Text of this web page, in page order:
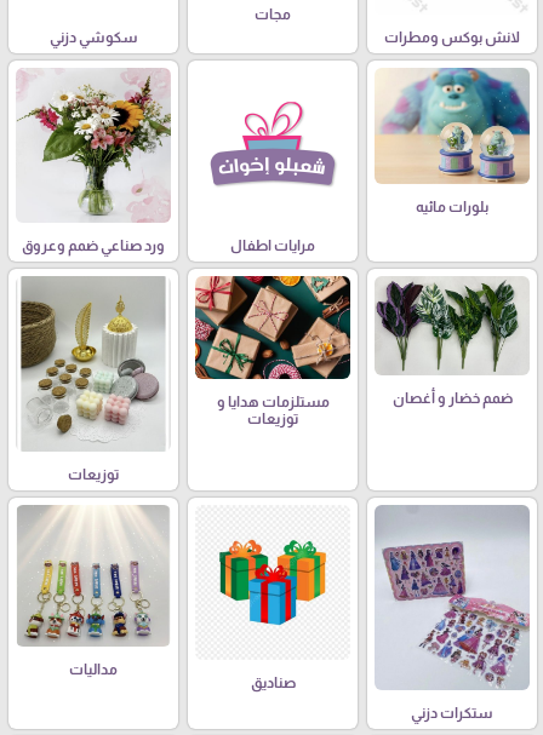
لانش بوكس ومطرات
مجات
سكوشي دزني
بلورات مائيه
مرايات اطفال ورد صناعي ضمم وعروق
ضمم خضار و أغصان
مستلزمات هدايا و
توزيعات
توزيعات
ستكرات دزني
صناديق
مداليات